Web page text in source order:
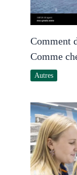
Comment
Comme
Autres